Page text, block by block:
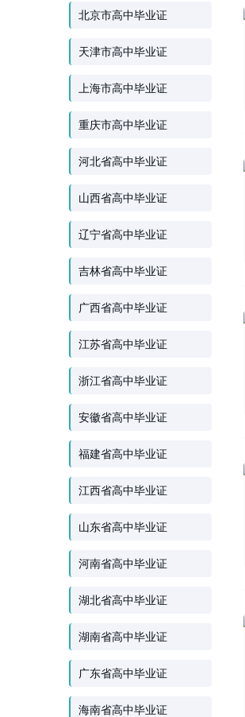
北京市高中毕业证
天津市高中毕业证
上海市高中毕业证
重庆市高中毕业证
河北省高中毕业证
山西省高中毕业证
辽宁省高中毕业证
吉林省高中毕业证
广西省高中毕业证
江苏省高中毕业证
浙江省高中毕业证
安徽省高中毕业证
福建省高中毕业证
江西省高中毕业证
山东省高中毕业证
河南省高中毕业证
湖北省高中毕业证
湖南省高中毕业证
广东省高中毕业证
海南省高中毕业证